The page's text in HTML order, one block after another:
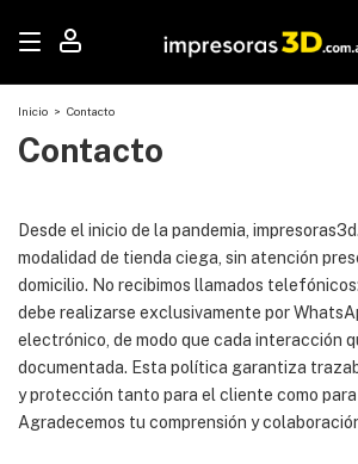
Inicio > Contacto
Contacto
Desde el inicio de la pandemia,
modalidad de tienda ciega, sin atención
domicilio. No recibimos llamados
debe realizarse exclusivamente por
electrónico, de modo que cada interacción
documentada. Esta política garantiza
y protección tanto para el cliente como
Agradecemos tu comprensión y